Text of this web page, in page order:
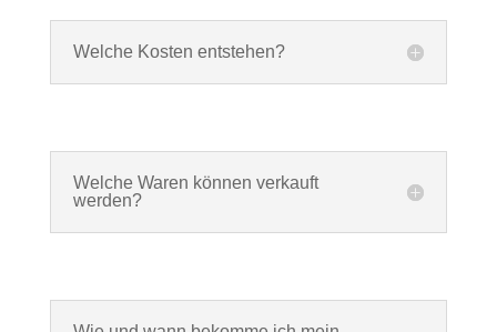
Welche Kosten entstehen?
Welche Waren können verkauft
werden?